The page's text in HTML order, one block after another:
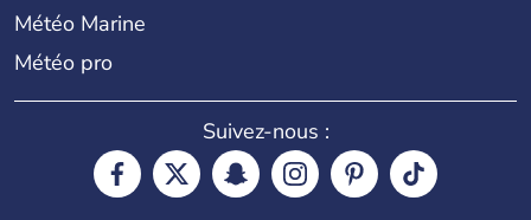
Météo Marine
Météo pro
Suivez-nous :